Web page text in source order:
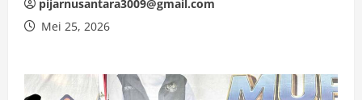
pijarnusantara3009@gmail.com
Mei 25, 2026